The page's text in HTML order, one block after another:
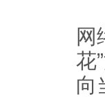
网
花
向